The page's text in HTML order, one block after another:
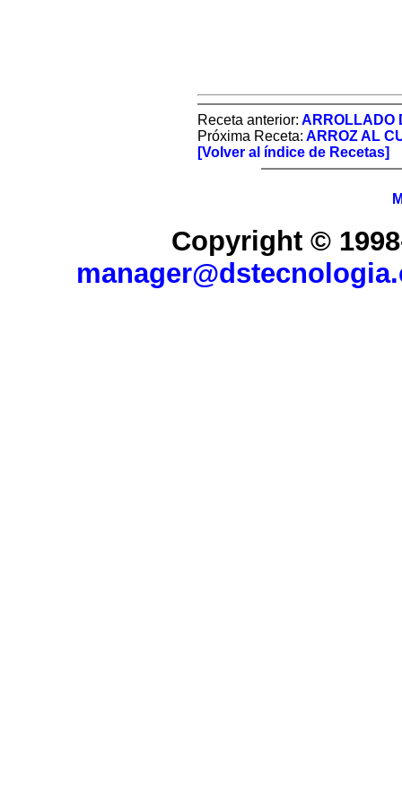
Receta anterior: ARROLLADO
Próxima Receta: ARROZ AL
[Volver al índice de Recetas]
Copyright ©